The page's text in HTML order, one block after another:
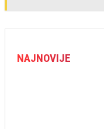
NAJNOVIJE